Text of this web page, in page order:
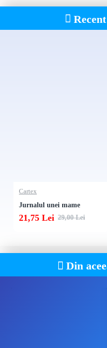
Cartex
Jurnalul unei mame
21,75 Lei 29,00 Lei
Din